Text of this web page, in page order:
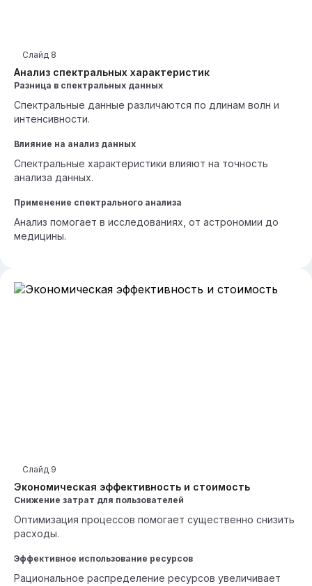
Анализ спектральных характеристик
Слайд 8
Разница в спектральных данных
Спектральные данные различаются по длинам волн и
интенсивности.
Влияние на анализ данных
Спектральные характеристики влияют на точность
анализа данных.
Применение спектрального анализа
Анализ помогает в исследованиях, от астрономии до
медицины.
Экономическая эффективность и стоимость
Слайд 9
Снижение затрат для пользователей
Оптимизация процессов помогает существенно снизить
расходы.
Эффективное использование ресурсов
Рациональное распределение ресурсов увеличивает